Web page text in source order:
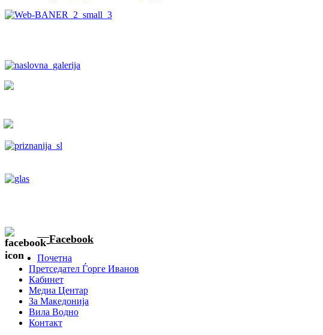
Facebook
Почетна
Претседател Ѓорге Иванов
Кабинет
Медиа Центар
За Македонија
Вила Водно
Контакт